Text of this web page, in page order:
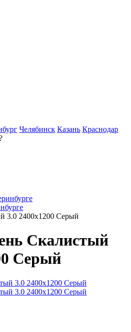
Челябинск Казань Краснодар
3.0 2400x1200 Серый
Скалистый
Серый